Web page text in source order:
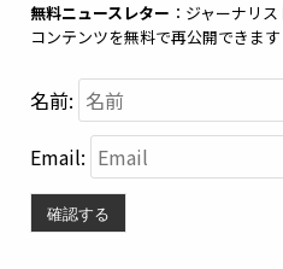
無料ニュースレター ：ジャーナリ
コンテンツを無料で再公開できます
名前:
Email:
確認する